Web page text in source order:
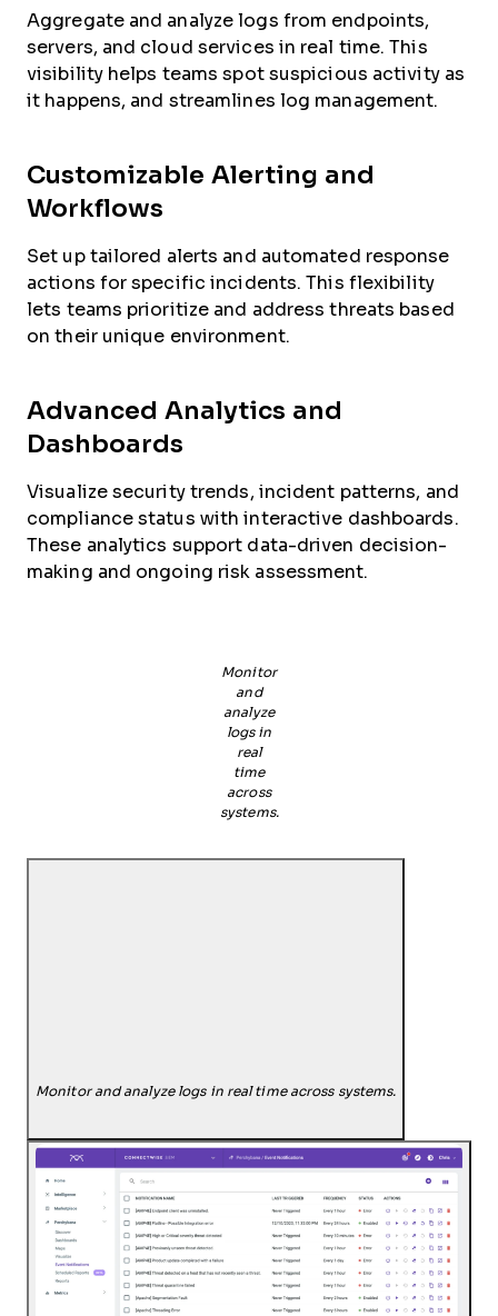
Aggregate and analyze logs from endpoints,
servers, and cloud services in real time. This
visibility helps teams spot suspicious activity as
it happens, and streamlines log management.
Customizable Alerting and
Workflows
Set up tailored alerts and automated response
actions for specific incidents. This flexibility
lets teams prioritize and address threats based
on their unique environment.
Advanced Analytics and
Dashboards
Visualize security trends, incident patterns, and
compliance status with interactive dashboards.
These analytics support data-driven decision-
making and ongoing risk assessment.
Monitor
and
analyze
logs in
real
time
across
systems.
Monitor and analyze logs in real time across systems.